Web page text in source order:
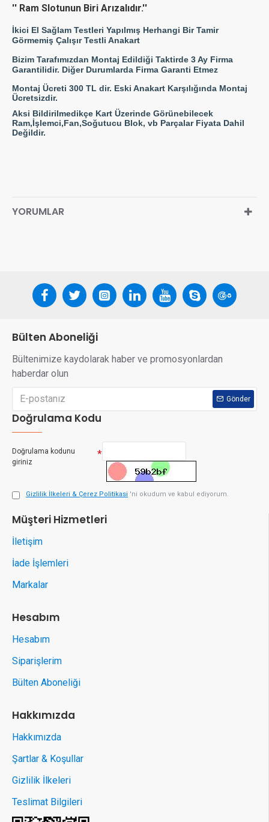
'' Ram Slotunun Biri Arızalıdır.''
İkici El Sağlam Testleri Yapılmış Herhangi Bir Tamir
Görmemiş Çalışır Testli Anakart
Bizim Tarafımızdan Montaj Edildiği Taktirde 3 Ay Firma
Garantilidir. Diğer Durumlarda Firma Garanti Etmez
Montaj Ücreti 300 TL dir. Eski Anakart Karşılığında Montaj
Ücretsizdir.
Aksi Bildirilmedikçe Kart Üzerinde Görünebilecek
Ram,İşlemci,Fan,Soğutucu Blok, vb Parçalar Fiyata Dahil
Değildir.
YORUMLAR
Bülten Aboneliği
Bültenimize kaydolarak haber ve promosyonlardan
haberdar olun
Gönder
Doğrulama Kodu
Doğrulama kodunu
giriniz
Gizlilik İlkeleri & Çerez Politikasi 'ni okudum ve kabul ediyorum.
Müşteri Hizmetleri
İletişim
İade İşlemleri
Markalar
Hesabım
Hesabım
Siparişlerim
Bülten Aboneliği
Hakkımızda
Hakkımızda
Şartlar & Koşullar
Gizlilik İlkeleri
Teslimat Bilgileri